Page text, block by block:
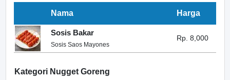
Nama Harga
Sosis Bakar
Sosis Saos Mayones
Rp. 8,000
Kategori Nugget Goreng